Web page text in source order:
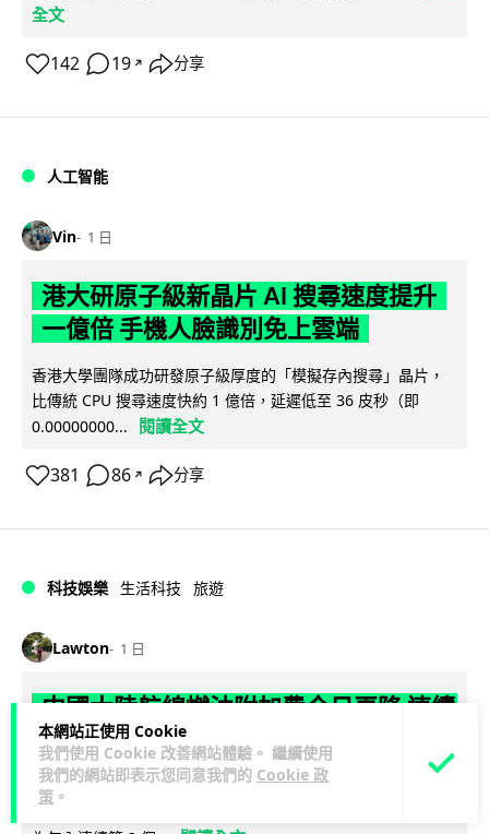
本網站正使用 Cookie
我們使用 Cookie 改善網站體驗。 繼續使用
我們的網站即表示您同意我們的 Cookie 政
策 。
全文
142 19 ↗ 分享
人工智能
Vin 1 日
港大研原子級新晶片 AI 搜尋速度提升
一億倍 手機人臉識別免上雲端
香港大學團隊成功研發原子級厚度的「模擬存內搜尋」晶片，
比傳統 CPU 搜尋速度快約 1 億倍，延遲低至 36 皮秒（即
0.00000000...
閱讀全文
381 86 ↗ 分享
科技娛樂 生活科技 旅遊
Lawton 1 日
中國大陸航線燃油附加費今日再降 連續
3 個月下調
【中國大陸連續 3 個月減附加費，相反香港不斷加價】中國大
陸多家航空公司自 8 月 5 日起再度下調內陸航線燃油附加費，